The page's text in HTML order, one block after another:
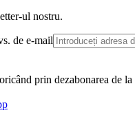
ul nostru.
de e-mail
prin dezabonarea de la